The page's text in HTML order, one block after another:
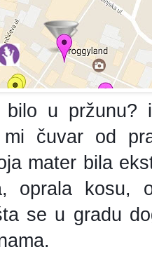
u pržunu?
čuvar od
mater bila
oprala kosu,
se u gradu